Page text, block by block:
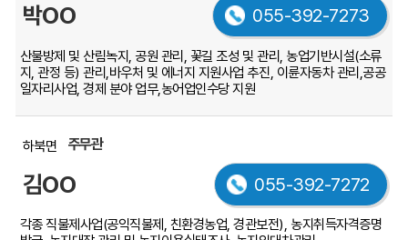
박OO 055-392-7273
산불방제 및 산림녹지, 공원 관리, 꽃길 조성 및 관리, 농업기반시설(소류
지, 관정 등) 관리, 바우처 및 에너지 지원사업 추진, 이륜자동차 관리,공공
일자리사업, 경제 분야 업무,농어업인수당 지원
하북면 주무관
김OO 055-392-7272
각종 직불제사업(공익직불제, 친환경농업, 경관보전), 농지취득자격증명